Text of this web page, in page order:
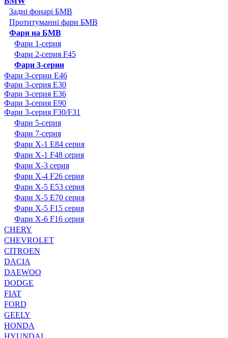
Задні фонарі БМВ
Протитуманні фари БМВ
Фари на БМВ
Фари 1-серия
Фари 2-серия F45
Фари 3-серии
Фари 3-серии E46
Фари 3-серия E30
Фари 3-серия E36
Фари 3-серия E90
Фари 3-серия F30/F31
Фари 5-серия
Фари 7-серия
Фари X-1 E84 серия
Фари X-1 F48 серия
Фари X-3 серия
Фари X-4 F26 серия
Фари X-5 E53 серия
Фари X-5 E70 серия
Фари X-5 F15 серия
Фари X-6 F16 серия
CHERY
CHEVROLET
CITROEN
DACIA
DAEWOO
DODGE
FIAT
FORD
GEELY
HONDA
HYUNDAI